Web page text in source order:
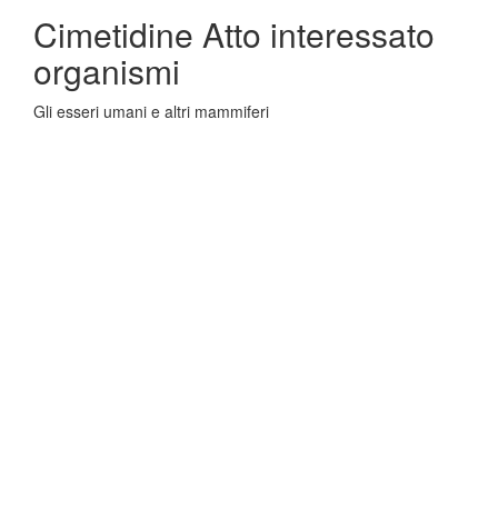
Cimetidine Atto interessato
organismi
Gli esseri umani e altri mammiferi